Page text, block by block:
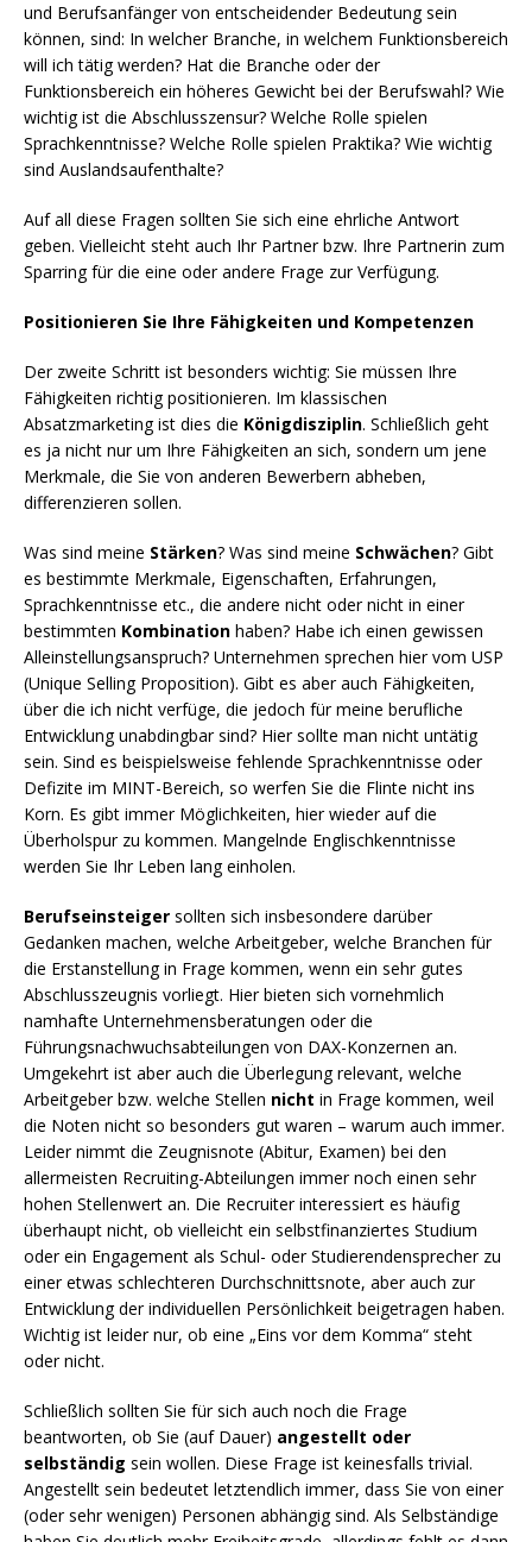
und Berufsanfänger von entscheidender Bedeutung sein
können, sind: In welcher Branche, in welchem Funktionsbereich
will ich tätig werden? Hat die Branche oder der
Funktionsbereich ein höheres Gewicht bei der Berufswahl? Wie
wichtig ist die Abschlusszensur? Welche Rolle spielen
Sprachkenntnisse? Welche Rolle spielen Praktika? Wie wichtig
sind Auslandsaufenthalte?
Auf all diese Fragen sollten Sie sich eine ehrliche Antwort
geben. Vielleicht steht auch Ihr Partner bzw. Ihre Partnerin zum
Sparring für die eine oder andere Frage zur Verfügung.
Positionieren Sie Ihre Fähigkeiten und Kompetenzen
Der zweite Schritt ist besonders wichtig: Sie müssen Ihre
Fähigkeiten richtig positionieren. Im klassischen
Absatzmarketing ist dies die Königdisziplin. Schließlich geht
es ja nicht nur um Ihre Fähigkeiten an sich, sondern um jene
Merkmale, die Sie von anderen Bewerbern abheben,
differenzieren sollen.
Was sind meine Stärken? Was sind meine Schwächen? Gibt
es bestimmte Merkmale, Eigenschaften, Erfahrungen,
Sprachkenntnisse etc., die andere nicht oder nicht in einer
bestimmten Kombination haben? Habe ich einen gewissen
Alleinstellungsanspruch? Unternehmen sprechen hier vom USP
(Unique Selling Proposition). Gibt es aber auch Fähigkeiten,
über die ich nicht verfüge, die jedoch für meine berufliche
Entwicklung unabdingbar sind? Hier sollte man nicht untätig
sein. Sind es beispielsweise fehlende Sprachkenntnisse oder
Defizite im MINT-Bereich, so werfen Sie die Flinte nicht ins
Korn. Es gibt immer Möglichkeiten, hier wieder auf die
Überholspur zu kommen. Mangelnde Englischkenntnisse
werden Sie Ihr Leben lang einholen.
Berufseinsteiger sollten sich insbesondere darüber
Gedanken machen, welche Arbeitgeber, welche Branchen für
die Erstanstellung in Frage kommen, wenn ein sehr gutes
Abschlusszeugnis vorliegt. Hier bieten sich vornehmlich
namhafte Unternehmensberatungen oder die
Führungsnachwuchsabteilungen von DAX-Konzernen an.
Umgekehrt ist aber auch die Überlegung relevant, welche
Arbeitgeber bzw. welche Stellen nicht in Frage kommen, weil
die Noten nicht so besonders gut waren – warum auch immer.
Leider nimmt die Zeugnisnote (Abitur, Examen) bei den
allermeisten Recruiting-Abteilungen immer noch einen sehr
hohen Stellenwert an. Die Recruiter interessiert es häufig
überhaupt nicht, ob vielleicht ein selbstfinanziertes Studium
oder ein Engagement als Schul- oder Studierendensprecher zu
einer etwas schlechteren Durchschnittsnote, aber auch zur
Entwicklung der individuellen Persönlichkeit beigetragen haben.
Wichtig ist leider nur, ob eine „Eins vor dem Komma“ steht
oder nicht.
Schließlich sollten Sie für sich auch noch die Frage
beantworten, ob Sie (auf Dauer) angestellt oder
selbständig sein wollen. Diese Frage ist keinesfalls trivial.
Angestellt sein bedeutet letztendlich immer, dass Sie von einer
(oder sehr wenigen) Personen abhängig sind. Als Selbständige